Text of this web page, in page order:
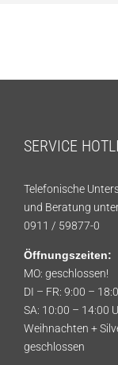
SERVICE
Telefonische
und Beratung
0911 / 59877-0
Öffnungszeiten:
MO: geschlossen!
DI – FR: 9:00 –
SA: 10:00 – 14:00
Weihnachten +
geschlossen